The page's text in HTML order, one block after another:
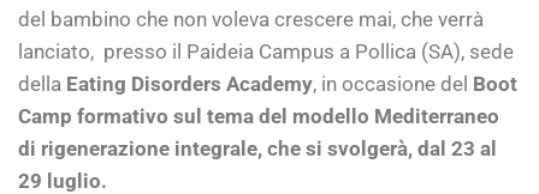
del bambino che non voleva crescere mai, che verrà
lanciato, presso il Paideia Campus a Pollica (SA), sede
della Eating Disorders Academy, in occasione del Boot
Camp formativo sul tema del modello Mediterraneo
di rigenerazione integrale, che si svolgerà, dal 23 al
29 luglio.